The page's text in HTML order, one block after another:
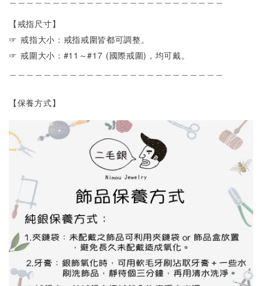
【戒指尺寸】
☞ 戒指大小：戒指戒圍皆都可調整。
☞ 戒圍大小：#11～#17 (國際戒圍)，均可戴。
【保養方式】